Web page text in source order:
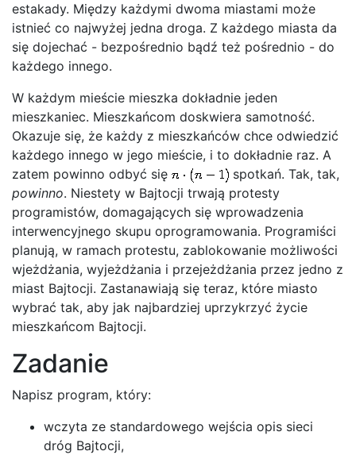
estakady. Między każdymi dwoma miastami może
istnieć co najwyżej jedna droga. Z każdego miasta da
się dojechać - bezpośrednio bądź też pośrednio - do
każdego innego.
W każdym mieście mieszka dokładnie jeden
mieszkaniec. Mieszkańcom doskwiera samotność.
Okazuje się, że każdy z mieszkańców chce odwiedzić
każdego innego w jego mieście, i to dokładnie raz. A
zatem powinno odbyć się
spotkań. Tak, tak,
powinno. Niestety w Bajtocji trwają protesty
programistów, domagających się wprowadzenia
interwencyjnego skupu oprogramowania. Programiści
planują, w ramach protestu, zablokowanie możliwości
wjeżdżania, wyjeżdżania i przejeżdżania przez jedno z
miast Bajtocji. Zastanawiają się teraz, które miasto
wybrać tak, aby jak najbardziej uprzykrzyć życie
mieszkańcom Bajtocji.
Zadanie
Napisz program, który:
wczyta ze standardowego wejścia opis sieci
dróg Bajtocji,